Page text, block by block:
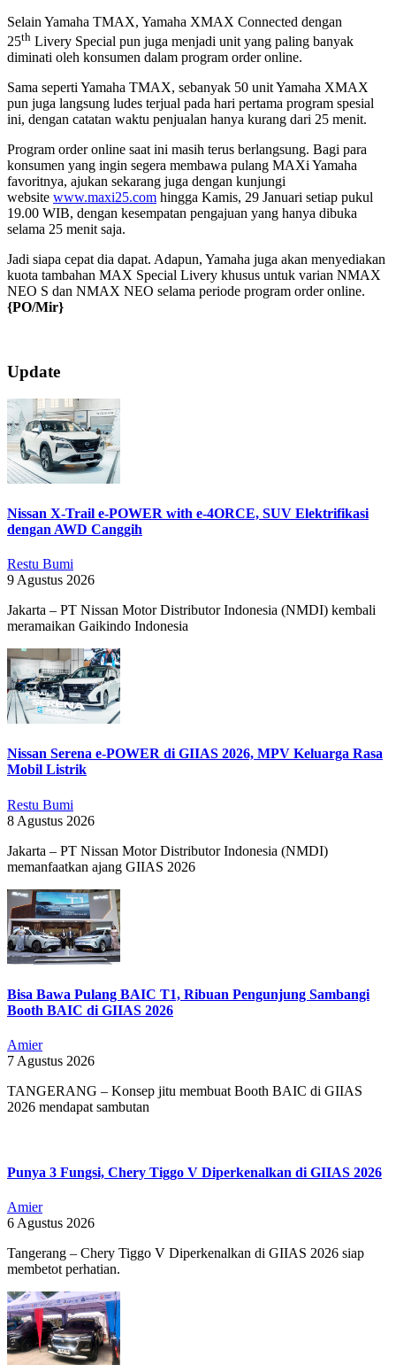
Selain Yamaha TMAX, Yamaha XMAX Connected dengan
25th Livery Special pun juga menjadi unit yang paling banyak
diminati oleh konsumen dalam program order online.
Sama seperti Yamaha TMAX, sebanyak 50 unit Yamaha XMAX
pun juga langsung ludes terjual pada hari pertama program spesial
ini, dengan catatan waktu penjualan hanya kurang dari 25 menit.
Program order online saat ini masih terus berlangsung. Bagi para
konsumen yang ingin segera membawa pulang MAXi Yamaha
favoritnya, ajukan sekarang juga dengan kunjungi
website www.maxi25.com hingga Kamis, 29 Januari setiap pukul
19.00 WIB, dengan kesempatan pengajuan yang hanya dibuka
selama 25 menit saja.
Jadi siapa cepat dia dapat. Adapun, Yamaha juga akan menyediakan
kuota tambahan MAX Special Livery khusus untuk varian NMAX
NEO S dan NMAX NEO selama periode program order online.
{PO/Mir}
2026-
01-
28
Update
Nissan X-Trail e-POWER with e-4ORCE, SUV Elektrifikasi
dengan AWD Canggih
Restu Bumi
9 Agustus 2026
Jakarta – PT Nissan Motor Distributor Indonesia (NMDI) kembali
meramaikan Gaikindo Indonesia
Nissan Serena e-POWER di GIIAS 2026, MPV Keluarga Rasa
Mobil Listrik
Restu Bumi
8 Agustus 2026
Jakarta – PT Nissan Motor Distributor Indonesia (NMDI)
memanfaatkan ajang GIIAS 2026
Bisa Bawa Pulang BAIC T1, Ribuan Pengunjung Sambangi
Booth BAIC di GIIAS 2026
Amier
7 Agustus 2026
TANGERANG – Konsep jitu membuat Booth BAIC di GIIAS
2026 mendapat sambutan
Punya 3 Fungsi, Chery Tiggo V Diperkenalkan di GIIAS 2026
Amier
6 Agustus 2026
Tangerang – Chery Tiggo V Diperkenalkan di GIIAS 2026 siap
membetot perhatian.